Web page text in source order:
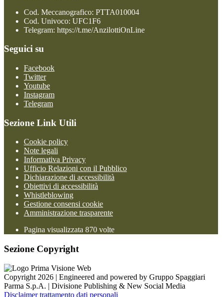
Cod. Meccanografico: PTTA010004
Cod. Univoco: UFC1F6
Telegram: https://t.me/AnzilottiOnLine
Seguici su
Facebook
Twitter
Youtube
Instagram
Telegram
Sezione Link Utili
Cookie policy
Note legali
Informativa Privacy
Ufficio Relazioni con il Pubblico
Dichiarazione di accessibilità
Obiettivi di accessibilità
Whistleblowing
Gestione consensi cookie
Amministrazione trasparente
Pagina visualizzata 870 volte
Sezione Copyright
Copyright 2026 | Engineered and powered by Gruppo Spaggiari
Parma S.p.A. | Divisione Publishing & New Social Media
Disclaimer trattamento dati personali